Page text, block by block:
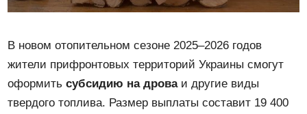
В новом отопительном сезоне 2025–2026 годов
жители прифронтовых территорий Украины смогут
оформитьсубсидию на дроваи другие виды
твердого топлива. Размер выплаты составит 19 400